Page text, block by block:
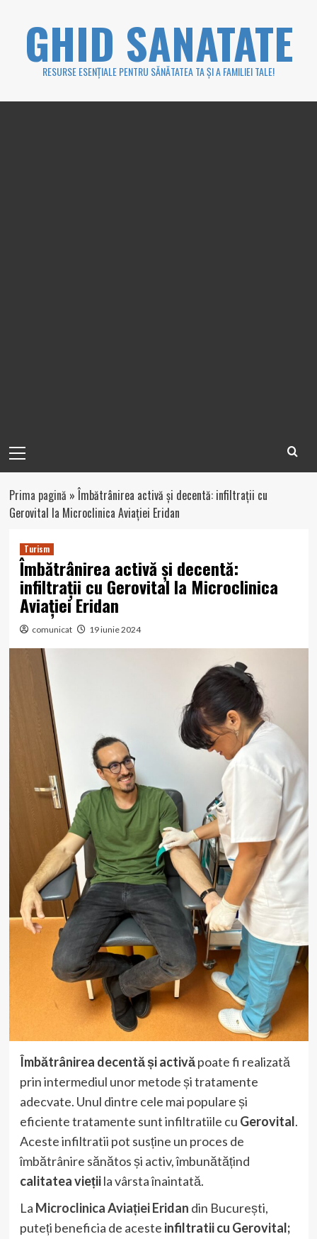
GHID SANATATE
RESURSE ESENȚIALE PENTRU SĂNĂTATEA TA ȘI A FAMILIEI TALE!
Menu
Prima pagină »Îmbătrânirea activă și decentă: infiltrații cu
Gerovital la Microclinica Aviației Eridan
Turism
Îmbătrânirea activă și decentă:
infiltrații cu Gerovital la Microclinica
Aviației Eridan
comunicat 19 iunie 2024
Îmbătrânirea decentă și activăpoate fi realizată
prin intermediul unor metode și tratamente
adecvate. Unul dintre cele mai populare și
eficiente tratamente sunt infiltratiile cu Gerovital.
Aceste infiltratii pot susține un proces de
îmbătrânire sănătos și activ, îmbunătățind
calitatea viețiila vârsta înaintată.
La Microclinica Aviației Eridan din București,
puteți beneficia de aceste infiltratii cu Gerovital;